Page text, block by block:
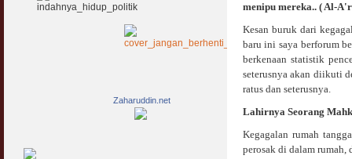
menipu mereka.. ( Al-
Kesan buruk dari
baru ini saya berforum
berkenaan statistik
seterusnya akan diikuti
ratus dan seterusnya.
Lahirnya Seorang
Kegagalan rumah
perosak di dalam rumah,
Zaharuddin.net